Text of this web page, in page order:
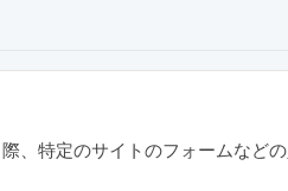
、特定のサイトのフォームなど